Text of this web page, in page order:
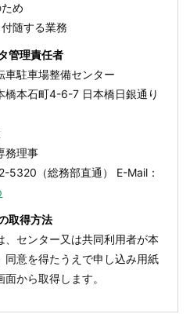
め
随する業務
管理責任者
車駐車場整備センター
橋本石町4-6-7 日本橋日銀通り
務理事
5320（総務部直通） E-Mail：
取得方法
、センター又は共同利用者が本
同意を得たうえで申し込み用紙
から取得します。